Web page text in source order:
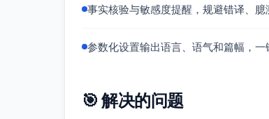
事实核验与敏感度提醒，规避错译、臆
参数化设置输出语言、语气和篇幅，一
🎯 解决的问题